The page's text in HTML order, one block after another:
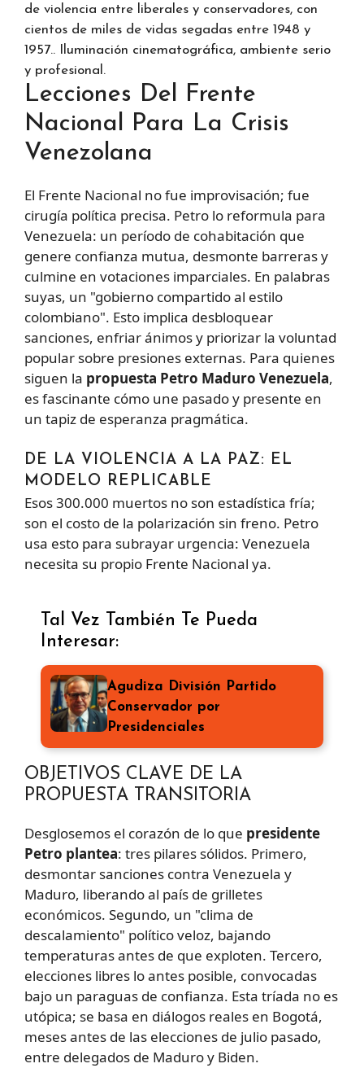
de violencia entre liberales y conservadores, con
cientos de miles de vidas segadas entre 1948 y
1957.. Iluminación cinematográfica, ambiente serio
y profesional.
Lecciones Del Frente
Nacional Para La Crisis
Venezolana
El Frente Nacional no fue improvisación; fue
cirugía política precisa. Petro lo reformula para
Venezuela: un período de cohabitación que
genere confianza mutua, desmonte barreras y
culmine en votaciones imparciales. En palabras
suyas, un "gobierno compartido al estilo
colombiano". Esto implica desbloquear
sanciones, enfriar ánimos y priorizar la voluntad
popular sobre presiones externas. Para quienes
siguen la propuesta Petro Maduro Venezuela,
es fascinante cómo une pasado y presente en
un tapiz de esperanza pragmática.
DE LA VIOLENCIA A LA PAZ: EL
MODELO REPLICABLE
Esos 300.000 muertos no son estadística fría;
son el costo de la polarización sin freno. Petro
usa esto para subrayar urgencia: Venezuela
necesita su propio Frente Nacional ya.
Tal Vez También Te Pueda
Interesar:
Agudiza División Partido
Conservador por
Presidenciales
OBJETIVOS CLAVE DE LA
PROPUESTA TRANSITORIA
Desglosemos el corazón de lo que presidente
Petro plantea: tres pilares sólidos. Primero,
desmontar sanciones contra Venezuela y
Maduro, liberando al país de grilletes
económicos. Segundo, un "clima de
descalamiento" político veloz, bajando
temperaturas antes de que exploten. Tercero,
elecciones libres lo antes posible, convocadas
bajo un paraguas de confianza. Esta tríada no es
utópica; se basa en diálogos reales en Bogotá,
meses antes de las elecciones de julio pasado,
entre delegados de Maduro y Biden.